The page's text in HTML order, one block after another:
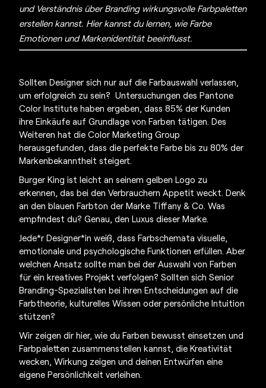
und Verständnis über Branding wirkungsvolle Farbpaletten
erstellen kannst. Hier kannst du lernen, wie Farbe
Emotionen und Markenidentität beeinflusst.
Sollten Designer sich nur auf die Farbauswahl verlassen,
um erfolgreich zu sein? Untersuchungen des Pantone
Color Institute haben ergeben, dass 85% der Kunden
ihre Einkäufe auf Grundlage von Farben tätigen. Des
Weiteren hat die Color Marketing Group
herausgefunden, dass die perfekte Farbe bis zu 80% der
Markenbekanntheit steigert.
Burger King ist leicht an seinem gelben Logo zu
erkennen, das bei den Verbrauchern Appetit weckt. Denk
an den blauen Farbton der Marke Tiffany & Co. Was
empfindest du? Genau, den Luxus dieser Marke.
Jede*r Designer*in weiß, dass Farbschemata visuelle,
emotionale und psychologische Funktionen erfüllen. Aber
welchen Ansatz sollte man bei der Auswahl von Farben
für ein kreatives Projekt verfolgen? Sollten sich Senior
Branding-Spezialisten bei ihren Entscheidungen auf die
Farbtheorie, kulturelles Wissen oder persönliche Intuition
stützen?
Wir zeigen dir hier, wie du Farben bewusst einsetzen und
Farbpaletten zusammenstellen kannst, die Kreativität
wecken, Wirkung zeigen und deinen Entwürfen eine
eigene Persönlichkeit verleihen.